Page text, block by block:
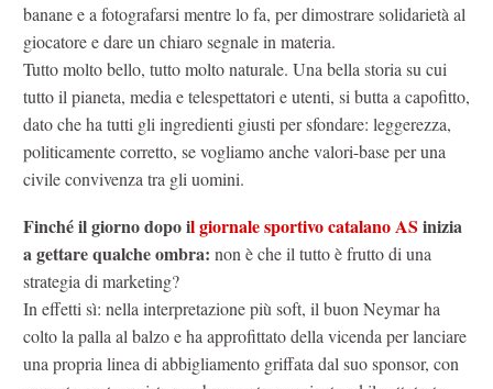
banane e a fotografarsi mentre lo fa, per dimostrare solidarietà al
giocatore e dare un chiaro segnale in materia.
Tutto molto bello, tutto molto naturale. Una bella storia su cui
tutto il pianeta, media e telespettatori e utenti, si butta a capofitto,
dato che ha tutti gli ingredienti giusti per sfondare: leggerezza,
politicamente corretto, se vogliamo anche valori-base per una
civile convivenza tra gli uomini.
Finché il giorno dopo il giornale sportivo catalano AS inizia
a gettare qualche ombra: non è che il tutto è frutto di una
strategia di marketing?
In effetti sì: nella interpretazione più soft, il buon Neymar ha
colto la palla al balzo e ha approfittato della vicenda per lanciare
una propria linea di abbigliamento griffata dal suo sponsor, con